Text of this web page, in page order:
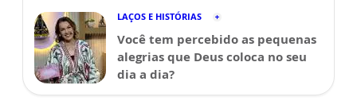
LAÇOS E HISTÓRIAS
Você tem percebido as pequenas
alegrias que Deus coloca no seu
dia a dia?